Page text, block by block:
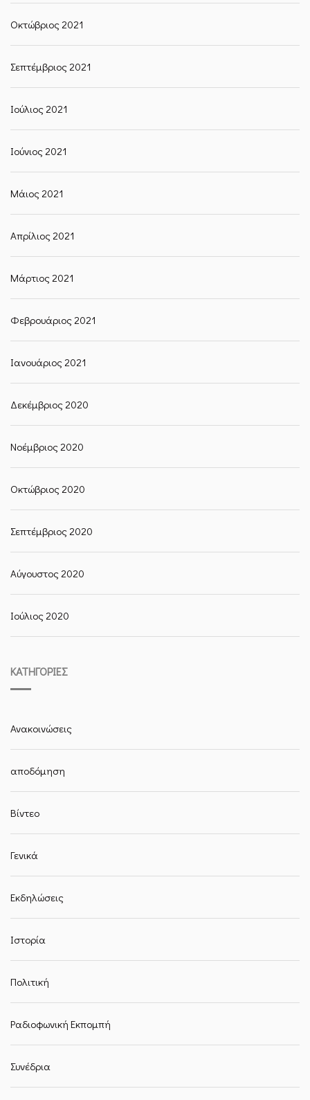
Οκτώβριος 2021
Σεπτέμβριος 2021
Ιούλιος 2021
Ιούνιος 2021
Μάιος 2021
Απρίλιος 2021
Μάρτιος 2021
Φεβρουάριος 2021
Ιανουάριος 2021
Δεκέμβριος 2020
Νοέμβριος 2020
Οκτώβριος 2020
Σεπτέμβριος 2020
Αύγουστος 2020
Ιούλιος 2020
KΑΤΗΓΟΡΊΕΣ
Ανακοινώσεις
αποδόμηση
Βίντεο
Γενικά
Εκδηλώσεις
Ιστορία
Πολιτική
Ραδιοφωνική Εκπομπή
Συνέδρια